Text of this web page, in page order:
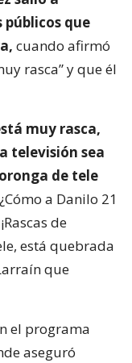
que
cuando afirmó
rasca” y que él
muy rasca,
televisión sea
de tele
¿Cómo a Danilo 21
de
está quebrada
que
el programa
aseguró